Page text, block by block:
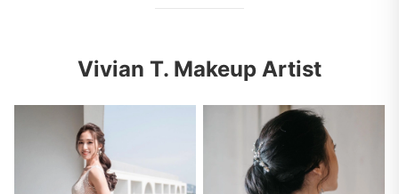
Vivian T. Makeup Artist